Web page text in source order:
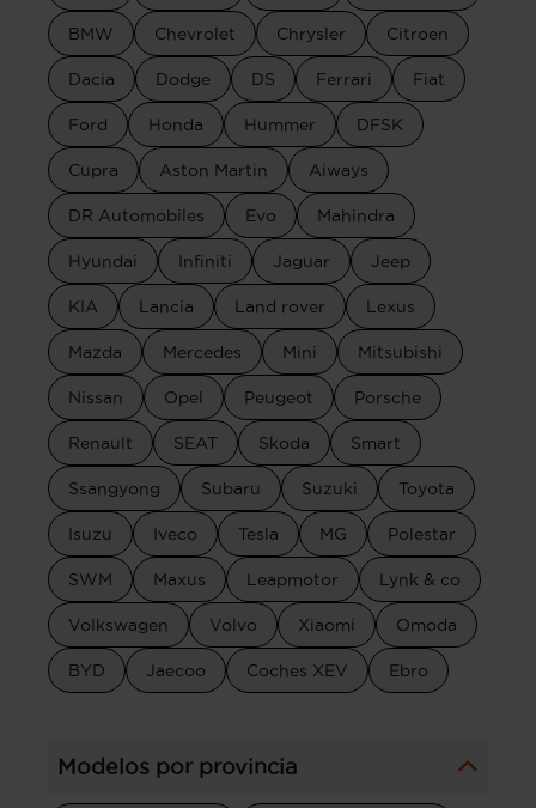
BMW Chevrolet Chrysler Citroen
Dacia Dodge DS Ferrari Fiat
Ford Honda Hummer DFSK
Cupra Aston Martin Aiways
DR Automobiles Evo Mahindra
Hyundai Infiniti Jaguar Jeep
KIA Lancia Land rover Lexus
Mazda Mercedes Mini Mitsubishi
Nissan Opel Peugeot Porsche
Renault SEAT Skoda Smart
Ssangyong Subaru Suzuki Toyota
Isuzu Iveco Tesla MG Polestar
SWM Maxus Leapmotor Lynk & co
Volkswagen Volvo Xiaomi Omoda
BYD Jaecoo Coches XEV Ebro
Modelos por provincia